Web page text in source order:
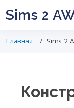
Sims 2
Главная Sims 2